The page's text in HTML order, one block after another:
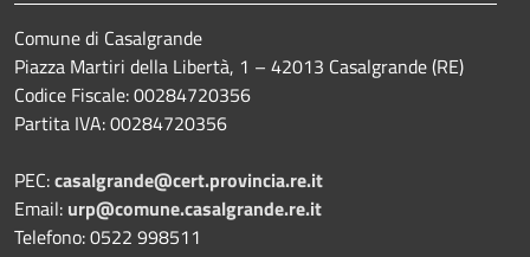
Comune di Casalgrande
Piazza Martiri della Libertà, 1 – 42013 Casalgrande (RE)
Codice Fiscale: 00284720356
Partita IVA: 00284720356
PEC:casalgrande@cert.provincia.re.it
Email: urp@comune.casalgrande.re.it
Telefono: 0522 998511